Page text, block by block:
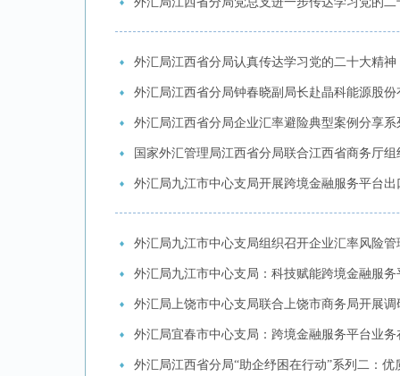
外汇局江西省分局认真传达学习党的二十大精神
外汇局江西省分局钟春晓副局长赴晶科能源股份
外汇局江西省分局企业汇率避险典型案例分享
国家外汇管理局江西省分局联合江西省商务厅
外汇局九江市中心支局开展跨境金融服务平台
外汇局九江市中心支局组织召开企业汇率风险管
外汇局九江市中心支局：科技赋能跨境金融服
外汇局上饶市中心支局联合上饶市商务局开展
外汇局宜春市中心支局：跨境金融服务平台业务
外汇局江西省分局“助企纾困在行动”系列二：